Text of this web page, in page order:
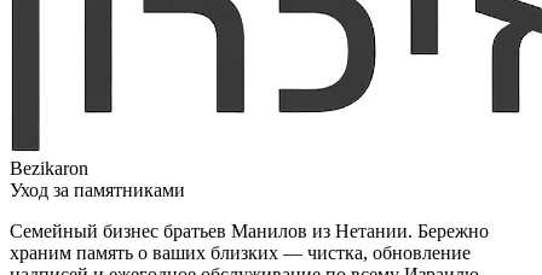
Bezikaron
Уход за памятниками
Семейный бизнес братьев Манилов из Нетании. Бережно
храним память о ваших близких — чистка, обновление